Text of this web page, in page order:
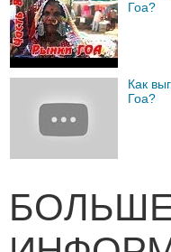
Гоа?
Как
Гоа?